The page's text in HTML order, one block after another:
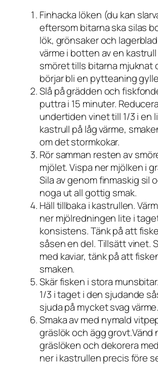
Finhacka löken (du kan
eftersom bitarna ska silas
lök, grönsaker och
värme i botten av en
smöret tills bitarna mjuknat
börjar bli en pytteaning
Slå på grädden och
puttra i 15 minuter. Reducera
undertiden vinet till 1/3 i en
kastrull på låg värme,
om det stormkokar.
Rör samman resten av
mjölet. Vispa ner mjölken i
Sila av genom finmaskig sil
noga ut all gottig smak.
Häll tillbaka i kastrullen.
ner mjölredningen lite i
konsistens. Tänk på att
såsen en del. Tillsätt vinet.
med kaviar, tänk på att
smaken.
Skär fisken i stora
1/3 i taget i den sjudande
sjuda på mycket svag värme.
Smaka av med nymald
gräslök och ägg grovt.Vänd
gräslöken och dekorera
ner i kastrullen precis före